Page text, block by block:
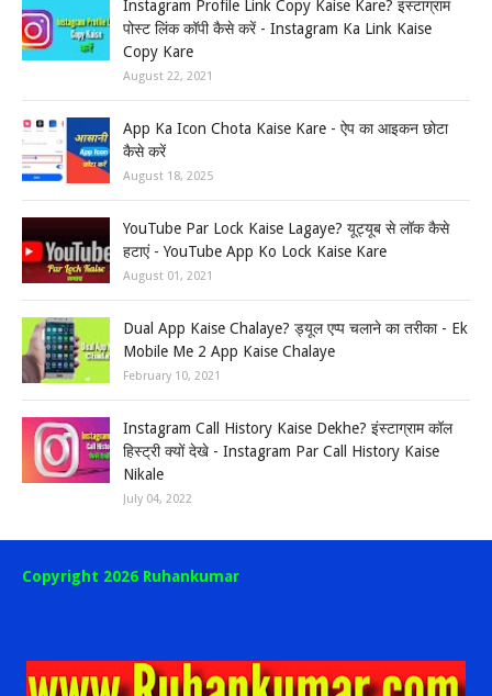
Instagram Profile Link Copy Kaise Kare? इंस्टाग्राम
पोस्ट लिंक कॉपी कैसे करें - Instagram Ka Link Kaise
Copy Kare
August 22, 2021
App Ka Icon Chota Kaise Kare - ऐप का आइकन छोटा
कैसे करें
August 18, 2025
YouTube Par Lock Kaise Lagaye? यूट्यूब से लॉक कैसे
हटाएं - YouTube App Ko Lock Kaise Kare
August 01, 2021
Dual App Kaise Chalaye? ड्यूल एप्प चलाने का तरीका - Ek
Mobile Me 2 App Kaise Chalaye
February 10, 2021
Instagram Call History Kaise Dekhe? इंस्टाग्राम कॉल
हिस्ट्री क्यों देखे - Instagram Par Call History Kaise
Nikale
July 04, 2022
Copyright 2026 Ruhankumar